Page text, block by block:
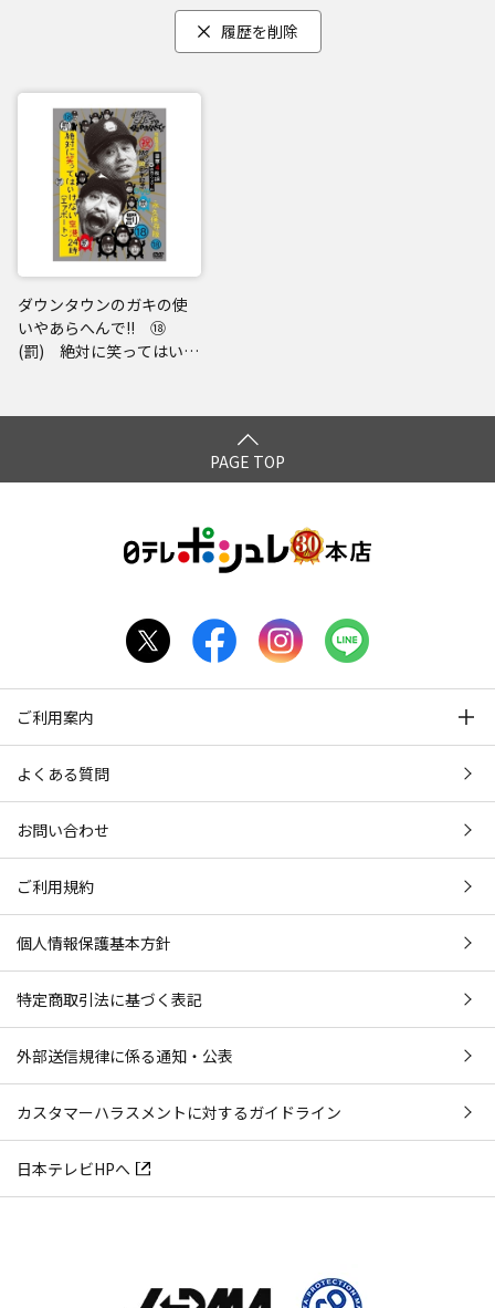
履歴を削除
ダウンタウンのガキの使
いやあらへんで!! ⑱
(罰) 絶対に笑ってはいけ
PAGE TOP
ご利用案内
よくある質問
お問い合わせ
ご利用規約
個人情報保護基本方針
特定商取引法に基づく表記
外部送信規律に係る通知・公表
カスタマーハラスメントに対するガイドライン
日本テレビHPへ